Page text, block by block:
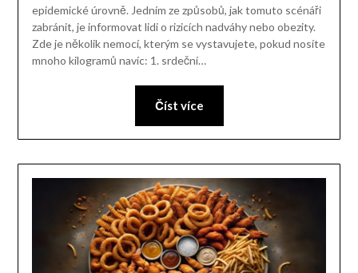
epidemické úrovně. Jedním ze způsobů, jak tomuto scénáři
zabránit, je informovat lidi o rizicích nadváhy nebo obezity.
Zde je několik nemocí, kterým se vystavujete, pokud nosíte
mnoho kilogramů navíc: 1. srdeční…
Číst více